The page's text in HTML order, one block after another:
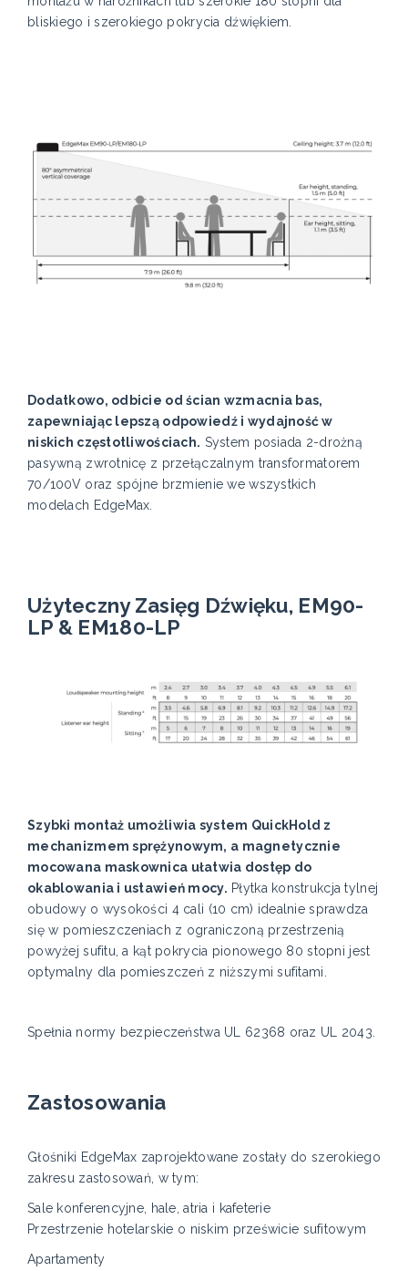
bliskiego i szerokiego pokrycia dźwiękiem.
Dodatkowo, odbicie od ścian wzmacnia bas,
zapewniając lepszą odpowiedź i wydajność w
niskich częstotliwościach. System posiada 2-drożną
pasywną zwrotnicę z przełączalnym transformatorem
70/100V oraz spójne brzmienie we wszystkich
modelach EdgeMax.
Użyteczny Zasięg Dźwięku, EM90-
LP & EM180-LP
Szybki montaż umożliwia system QuickHold z
mechanizmem sprężynowym, a magnetycznie
mocowana maskownica ułatwia dostęp do
okablowania i ustawień mocy. Płytka konstrukcja tylnej
obudowy o wysokości 4 cali (10 cm) idealnie sprawdza
się w pomieszczeniach z ograniczoną przestrzenią
powyżej sufitu, a kąt pokrycia pionowego 80 stopni jest
optymalny dla pomieszczeń z niższymi sufitami.
Spełnia normy bezpieczeństwa UL 62368 oraz UL 2043.
Zastosowania
Głośniki EdgeMax zaprojektowane zostały do szerokiego
zakresu zastosowań, w tym:
Sale konferencyjne, hale, atria i kafeterie
Przestrzenie hotelarskie o niskim prześwicie sufitowym
Apartamenty